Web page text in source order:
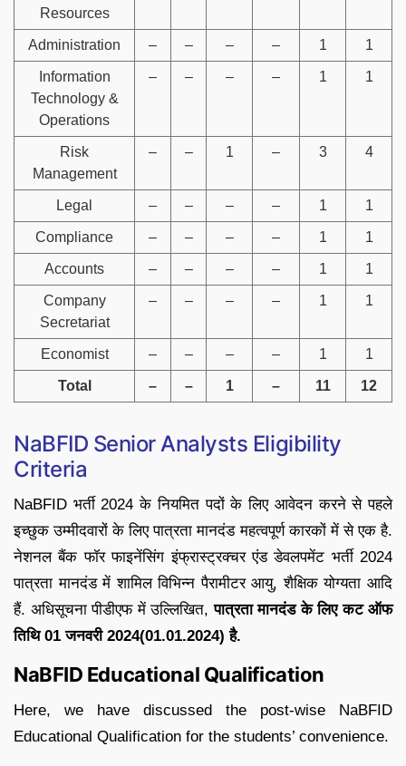
Resources
Administration – – – – 1 1
Information
Technology &
Operations
– – – – 1 1
Risk
Management
– – 1 – 3 4
Legal – – – – 1 1
Compliance – – – – 1 1
Accounts – – – – 1 1
Company
Secretariat
– – – – 1 1
Economist – – – – 1 1
Total – – 1 – 11 12
NaBFID Senior Analysts Eligibility
Criteria
NaBFID भर्ती 2024 के नियमित पदों के लिए आवेदन करने से पहले
इच्छुक उम्मीदवारों के लिए पात्रता मानदंड महत्वपूर्ण कारकों में से एक है.
नेशनल बैंक फॉर फाइनेंसिंग इंफ्रास्ट्रक्चर एंड डेवलपमेंट भर्ती 2024
पात्रता मानदंड में शामिल विभिन्न पैरामीटर आयु, शैक्षिक योग्यता आदि
हैं. अधिसूचना पीडीएफ में उल्लिखित,पात्रता मानदंड के लिए कट ऑफ
तिथि 01 जनवरी 2024(01.01.2024) है.
NaBFID Educational Qualification
Here, we have discussed the post-wise NaBFID
Educational Qualification for the students’ convenience.